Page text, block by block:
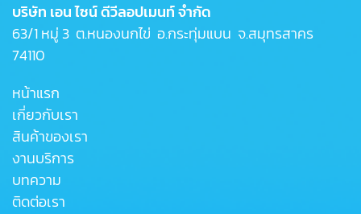
บริษัท เอน ไซน์ ดีวีลอปเมนท์ จำกัด
63/1 หมู่ 3 ต.หนองนกไข่ อ.กระทุ่มแบน จ.สมุทรสาคร
74110
หน้าแรก
เกี่ยวกับเรา
สินค้าของเรา
งานบริการ
บทความ
ติดต่อเรา